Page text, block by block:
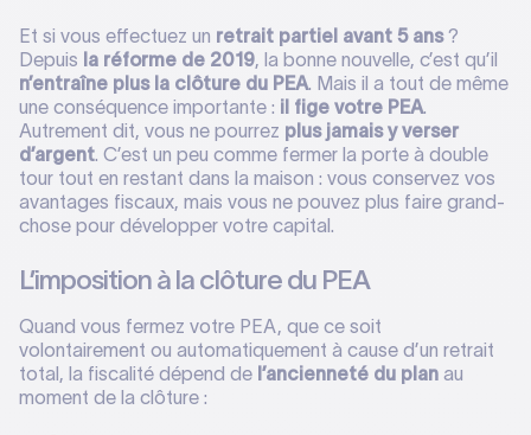
Et si vous effectuez un retrait partiel avant 5 ans?
Depuis la réforme de 2019, la bonne nouvelle, c’est qu’il
n’entraîne plus la clôture du PEA. Mais il a tout de même
une conséquence importante : il fige votre PEA.
Autrement dit, vous ne pourrez plus jamais y verser
d’argent. C’est un peu comme fermer la porte à double
tour tout en restant dans la maison : vous conservez vos
avantages fiscaux, mais vous ne pouvez plus faire grand-
chose pour développer votre capital.
L’imposition à la clôture du PEA
Quand vous fermez votre PEA, que ce soit
volontairement ou automatiquement à cause d’un retrait
total, la fiscalité dépend de l’ancienneté du plan au
moment de la clôture :